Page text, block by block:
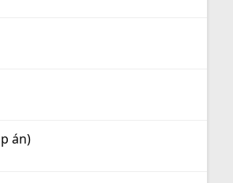
án)